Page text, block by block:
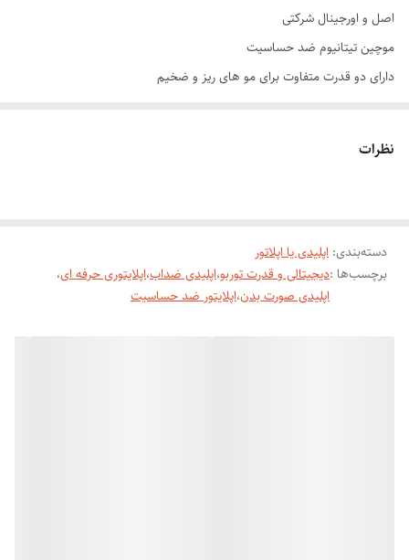
اصل و اورجینال شرکتی
موچین تیتانیوم ضد حساسیت
دارای دو قدرت متفاوت برای مو های ریز و ضخیم
بدنه روکش استیل ضد خط خش و ضد ضربه
سه کاره بودن دستگاه
برای از ریشه کندن مو صورت و بدن که با استفاده مدوام ان کاملا ریشه و رشد
نظرات
دسته‌بندی: اپلیدی یا اپلاتور
برچسب‌ها :دیجیتالی و قدرت توربو،اپلیدی ضداب،اپلایتوری حرفه ای،
اپلیدی صورت بدن،اپلایتور ضد حساسیت